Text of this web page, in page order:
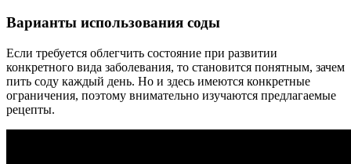
Варианты использования соды
Если требуется облегчить состояние при развитии
конкретного вида заболевания, то становится понятным, зачем
пить соду каждый день. Но и здесь имеются конкретные
ограничения, поэтому внимательно изучаются предлагаемые
рецепты.